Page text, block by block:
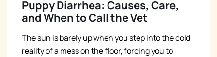
Puppy Diarrhea: Causes, Care,
and When to Call the Vet
The sun is barely up when you step into the cold
reality of a mess on the floor, forcing you to